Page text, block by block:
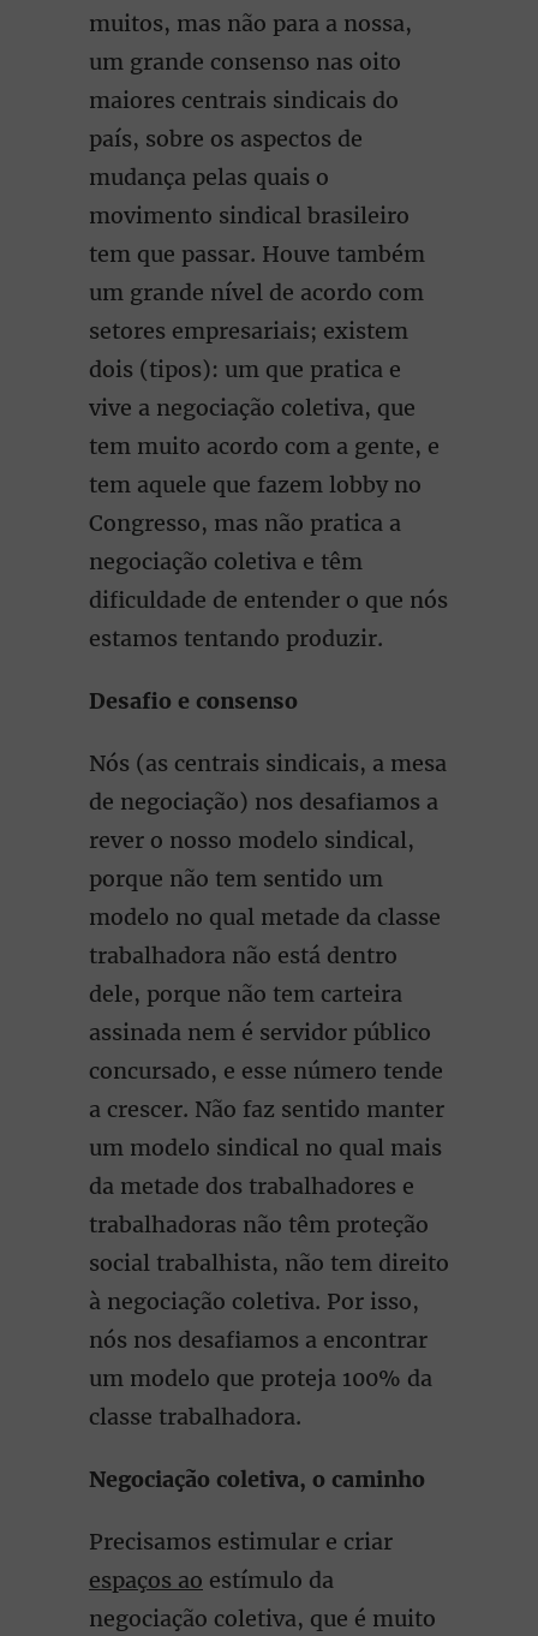
muitos, mas não para a nossa,
um grande consenso nas oito
maiores centrais sindicais do
país, sobre os aspectos de
mudança pelas quais o
movimento sindical brasileiro
tem que passar. Houve também
um grande nível de acordo com
setores empresariais; existem
dois (tipos): um que pratica e
vive a negociação coletiva, que
tem muito acordo com a gente, e
tem aquele que fazem lobby no
Congresso, mas não pratica a
negociação coletiva e têm
dificuldade de entender o que nós
estamos tentando produzir.
Desafio e consenso
Nós (as centrais sindicais, a mesa
de negociação) nos desafiamos a
rever o nosso modelo sindical,
porque não tem sentido um
modelo no qual metade da classe
trabalhadora não está dentro
dele, porque não tem carteira
assinada nem é servidor público
concursado, e esse número tende
a crescer. Não faz sentido manter
um modelo sindical no qual mais
da metade dos trabalhadores e
trabalhadoras não têm proteção
social trabalhista, não tem direito
à negociação coletiva. Por isso,
nós nos desafiamos a encontrar
um modelo que proteja 100% da
classe trabalhadora.
Negociação coletiva, o caminho
Precisamos estimular e criar
espaços ao estímulo da
negociação coletiva, que é muito